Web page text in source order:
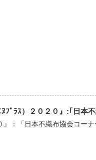
ﾌﾟﾗｽ）２０２０』:｢日本
』：「日本不織布協会コー